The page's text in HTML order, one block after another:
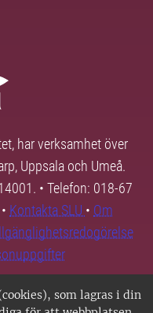
som lagras i din
har verksamhet över
Uppsala och Umeå.
• Telefon: 018-67
Kontakta SLU • Om